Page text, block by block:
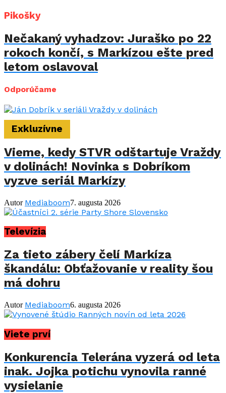
Pikošky
Nečakaný vyhadzov: Juraško po 22
rokoch končí, s Markízou ešte pred
letom oslavoval
Odporúčame
Exkluzívne
Vieme, kedy STVR odštartuje Vraždy
v dolinách! Novinka s Dobríkom
vyzve seriál Markízy
Autor Mediaboom7. augusta 2026
Televízia
Za tieto zábery čelí Markíza
škandálu: Obťažovanie v reality šou
má dohru
Autor Mediaboom6. augusta 2026
Viete prví
Konkurencia Telerána vyzerá od leta
inak. Jojka potichu vynovila ranné
vysielanie